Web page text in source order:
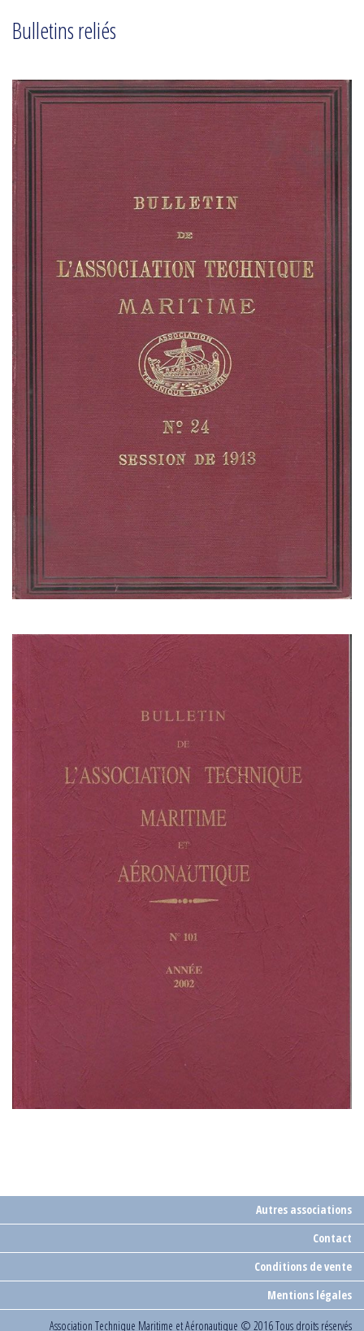
Bulletins reliés
Autres associations
Contact
Conditions de vente
Mentions légales
Association Technique Maritime et Aéronautique © 2016 Tous droits réservés